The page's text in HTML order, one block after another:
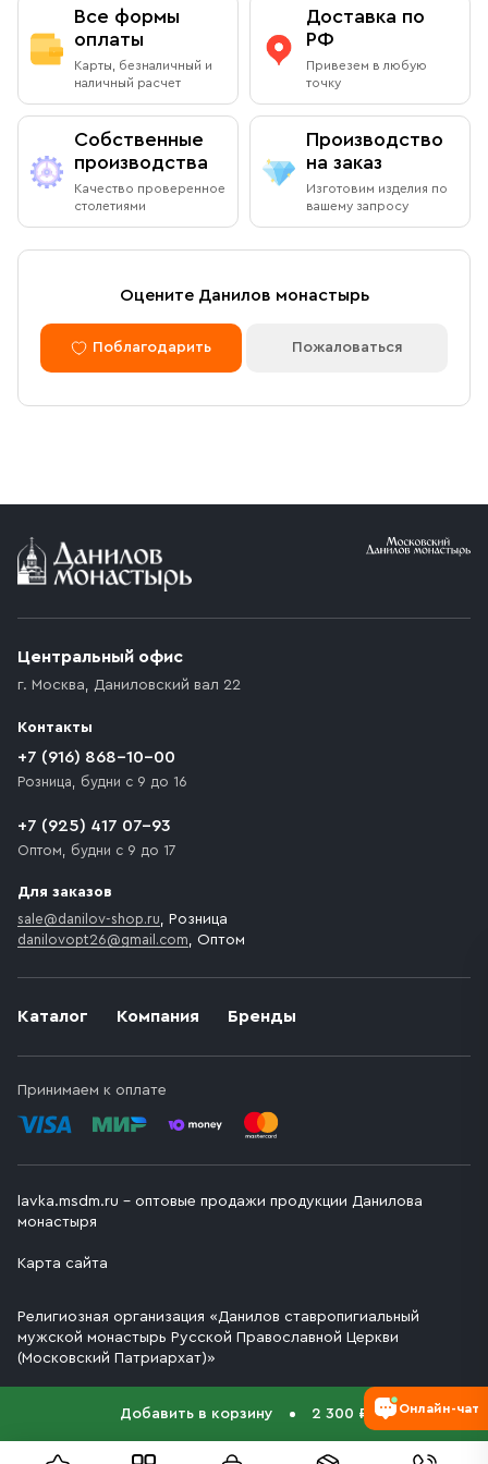
Добавить в корзину 2 300 ₽
человека на молитвенный лад.
Обратите внимание:
Из натурального сырья, поэтому
изображение и оттенок может несколько отличаться от
представленных на фотографии, куски разнообразной
Все формы
оплаты
Карты, безналичный и
наличный расчет
Доставка по
РФ
Привезем в любую
точку
Собственные
производства
Качество проверенное
столетиями
Производство
на заказ
Изготовим изделия по
вашему запросу
Оцените Данилов монастырь
Поблагодарить Пожаловаться
Каталог Компания Бренды
Принимаем к оплате
Центральный офис
г. Москва Даниловский вал 22
Контакты
+7 (916) 868-10-00
Розница, будни с 9 до 16
+7 (925) 417 07-93
Оптом, будни с 9 до 17
Для заказов
sale@danilov-shop.ru , Розница
danilovopt26@gmail.com , Оптом
lavka.msdm.ru – оптовые продажи продукции Данилова
монастыря
Карта сайта
Религиозная организация «Данилов ставропигиальный
мужской монастырь Русской Православной Церкви
(Московский Патриархат)»
Онлайн-чат